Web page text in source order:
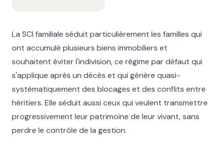
La SCI familiale séduit particulièrement les familles qui
ont accumulé plusieurs biens immobiliers et
souhaitent éviter l'indivision, ce régime par défaut qui
s'applique après un décès et qui génère quasi-
systématiquement des blocages et des conflits entre
héritiers. Elle séduit aussi ceux qui veulent transmettre
progressivement leur patrimoine de leur vivant, sans
perdre le contrôle de la gestion.